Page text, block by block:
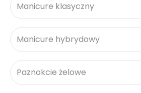
Manicure klasyczny
Manicure hybrydowy
Paznokcie żelowe